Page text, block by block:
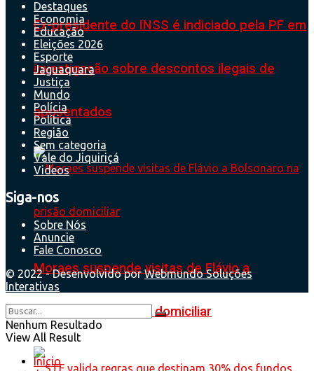
Ex-presidente do INSS é indiciado pela PF em
investigação sobre descontos ilegais de
aposentados
Moraes suspende visitas de Flávio a
Bolsonaro na prisão domiciliar
Destaques
Economia
Educação
Eleições 2026
Esporte
Jaguaquara
Justiça
Mundo
Polícia
Política
Região
Sem categoria
Vale do Jiquiriçá
Videos
Siga-nos
Sobre Nós
Anuncie
Fale Conosco
© 2022 - Desenvolvido porWebmundo Soluções
Interativas
Nenhum Resultado
View All Result
Início